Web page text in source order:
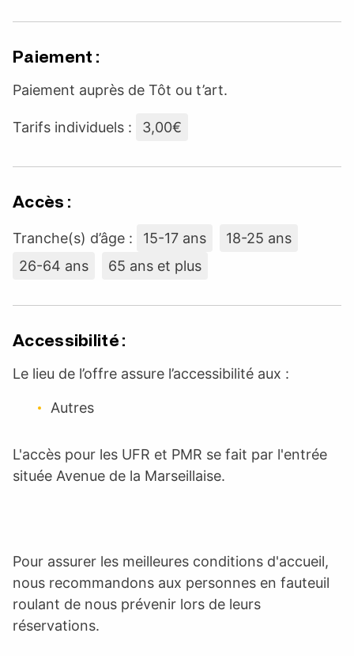
Paiement :
Paiement auprès de Tôt ou t’art.
Tarifs individuels : 3,00€
Accès :
Tranche(s) d’âge : 15-17 ans
18-25 ans
26-64 ans
65 ans et plus
Accessibilité :
Le lieu de l’offre assure l’accessibilité aux :
Autres
L'accès pour les UFR et PMR se fait par l'entrée
située Avenue de la Marseillaise.
Pour assurer les meilleures conditions d'accueil,
nous recommandons aux personnes en fauteuil
roulant de nous prévenir lors de leurs
réservations.